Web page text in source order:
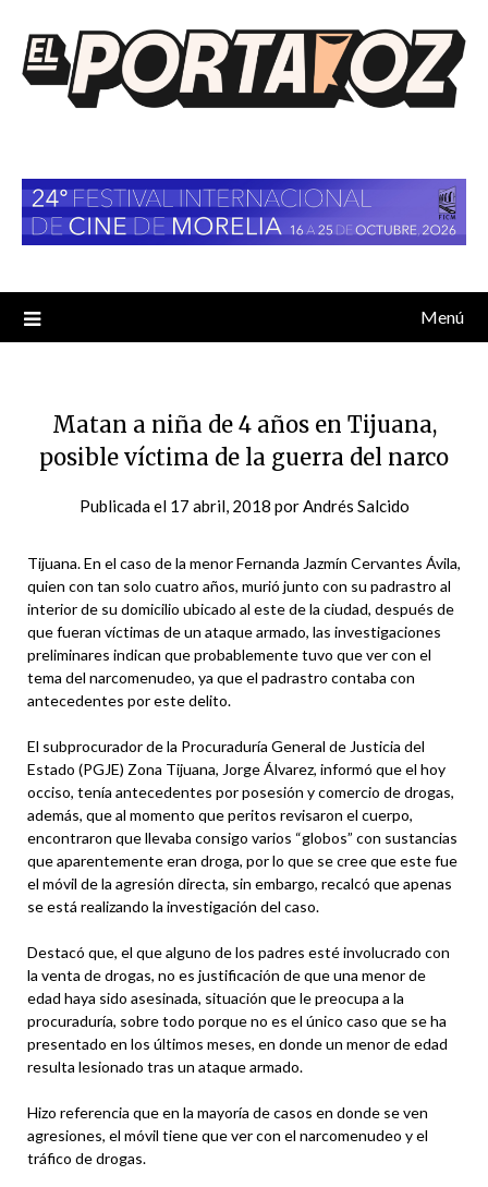
contenido
Menú
Matan a niña de 4 años en Tijuana,
posible víctima de la guerra del narco
Publicada el 17 abril, 2018 porAndrés Salcido
Tijuana. En el caso de la menor Fernanda Jazmín Cervantes Ávila,
quien con tan solo cuatro años, murió junto con su padrastro al
interior de su domicilio ubicado al este de la ciudad, después de
que fueran víctimas de un ataque armado, las investigaciones
preliminares indican que probablemente tuvo que ver con el
tema del narcomenudeo, ya que el padrastro contaba con
antecedentes por este delito.
El subprocurador de la Procuraduría General de Justicia del
Estado (PGJE) Zona Tijuana, Jorge Álvarez, informó que el hoy
occiso, tenía antecedentes por posesión y comercio de drogas,
además, que al momento que peritos revisaron el cuerpo,
encontraron que llevaba consigo varios “globos” con sustancias
que aparentemente eran droga, por lo que se cree que este fue
el móvil de la agresión directa, sin embargo, recalcó que apenas
se está realizando la investigación del caso.
Destacó que, el que alguno de los padres esté involucrado con
la venta de drogas, no es justificación de que una menor de
edad haya sido asesinada, situación que le preocupa a la
procuraduría, sobre todo porque no es el único caso que se ha
presentado en los últimos meses, en donde un menor de edad
resulta lesionado tras un ataque armado.
Hizo referencia que en la mayoría de casos en donde se ven
agresiones, el móvil tiene que ver con el narcomenudeo y el
tráfico de drogas.